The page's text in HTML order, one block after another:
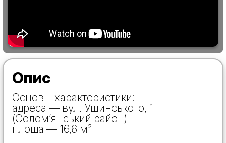
Опис
Основні характеристики:
адреса — вул. Ушинського, 1
(Солом’янський район)
площа — 16,6 м²